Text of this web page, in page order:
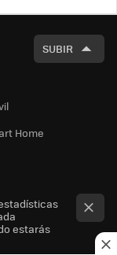
SUBIR
Home
estarás